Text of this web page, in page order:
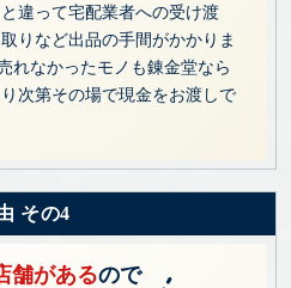
違って宅配業者への受け渡
りなど出品の手間がかかりま
れなかったモノも錬金堂なら
次第その場で現金をお渡しで
その4
舗があるので